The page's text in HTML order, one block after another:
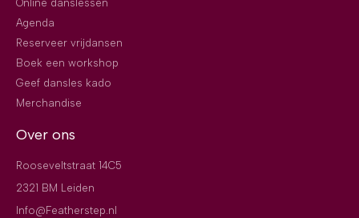
Online danslessen
Agenda
Reserveer vrijdansen
Boek een workshop
Geef dansles kado
Merchandise
Over ons
Rooseveltstraat 14C5
2321 BM Leiden
Info@Featherstep.nl